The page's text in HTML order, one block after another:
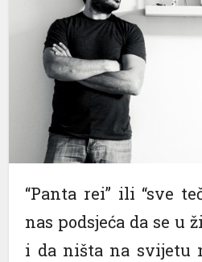
“Panta rei” ili “sve
nas podsjeća da se u
i da ništa na svijetu